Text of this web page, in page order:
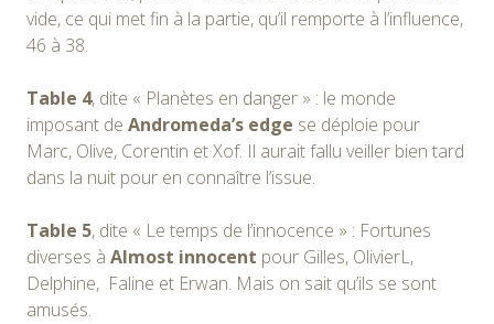
vide, ce qui met fin à la partie, qu’il remporte à l’influence,
46 à 38.
Table 4, dite « Planètes en danger » : le monde
imposant de Andromeda’s edge se déploie pour
Marc, Olive, Corentin et Xof. Il aurait fallu veiller bien tard
dans la nuit pour en connaître l’issue.
Table 5, dite « Le temps de l’innocence » : Fortunes
diverses à Almost innocent pour Gilles, OlivierL,
Delphine, Faline et Erwan. Mais on sait qu’ils se sont
amusés.